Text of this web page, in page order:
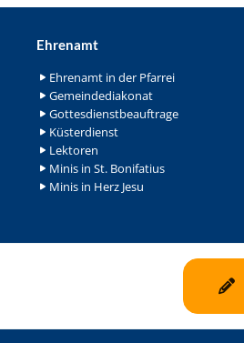
Ehrenamt
Ehrenamt in der Pfarrei
Gemeindediakonat
Gottesdienstbeauftrage
Küsterdienst
Lektoren
Minis in St. Bonifatius
Minis in Herz Jesu